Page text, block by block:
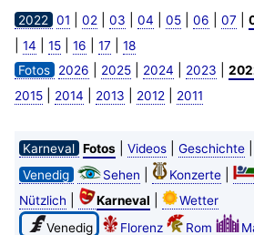
2022 01 02 03 04 05| 06 07
14 15| 16 17
18
Fotos
2026 2025| 2024 2023
2015| 2014 2013 2012 2011
Karneval Fotos| Videos| Geschichte|
Venedig
Sehen Konzerte|
Nützlich Karneval
Wetter
Venedig
Florenz Rom